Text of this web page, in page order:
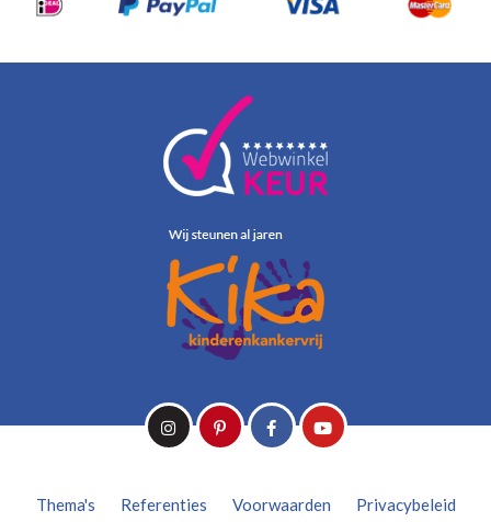
Thema's Referenties Voorwaarden
Privacybeleid